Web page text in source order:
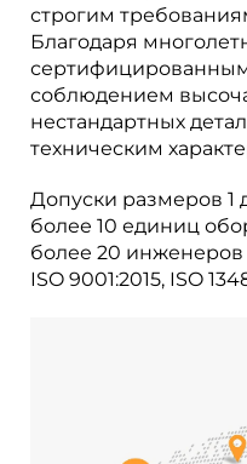
строгим
Благодаря
соблюдением
нестандартных
техническим
Допуски размеров
более 10 единиц
более 20 инженеров
ISO 9001:2015, ISO